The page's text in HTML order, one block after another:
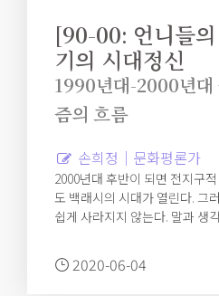
[90-00: 언니들
기의 시대정신
1990년대-2000년대
즘의 흐름
손희정｜문화평론가
2000년대 후반이 되면 전지구
도 백래시의 시대가 열린다. 그
쉽게 사라지지 않는다. 말과 생
여성영화를 볼 수 있고, 다양한
시간처럼 말이다.
2020-06-04